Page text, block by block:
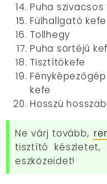
Puha
Fülhallgató kefe
Tollhegy
Puha sörtéjű
Tisztítókefe
kefe
Hosszú
Ne várj tovább,
tisztító készletet,
eszközeidet!